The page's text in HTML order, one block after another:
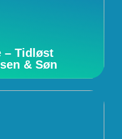
– Tidløst
& Søn